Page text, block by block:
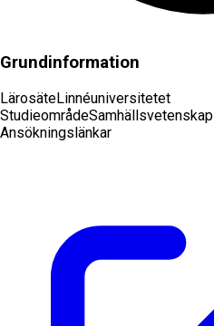
Grundinformation
LärosäteLinnéuniversitetet
StudieområdeSamhällsvetenskap
Ansökningslänkar